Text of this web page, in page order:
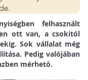
felhasznált
ott van, a csokitól
Sok vállalat még
Pedig valójában
mérhető.